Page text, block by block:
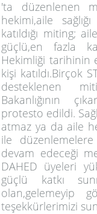
'ta düzenlenen
hekimi,aile
katıldığı miting;
güçlü,en fazla
Hekimliği tarihinin
kişi katıldı.Birçok
desteklenen
Bakanlığının
protesto edildi.
atmaz ya da aile
ile
devam edeceği
DAHED üyeleri
güçlü katkı
olan,gelemeyip
teşekkürlerimizi